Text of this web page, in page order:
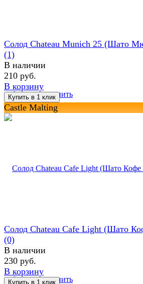
избранное сравнить
Солод Chateau Munich 25 (Шато
(1)
В наличии
210 руб.
В корзину
Castle Malting
избранное сравнить
Солод Chateau Cafe Light (Шато
(0)
В наличии
230 руб.
В корзину